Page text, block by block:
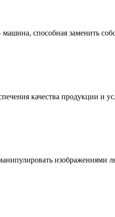
способная заменить
качества продукции и